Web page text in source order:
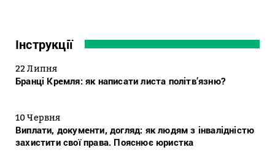
Інструкції
22 Липня
Бранці Кремля: як написати листа політв’язню?
10 Червня
Виплати, документи, догляд: як людям з інвалідністю
захистити свої права. Пояснює юристка